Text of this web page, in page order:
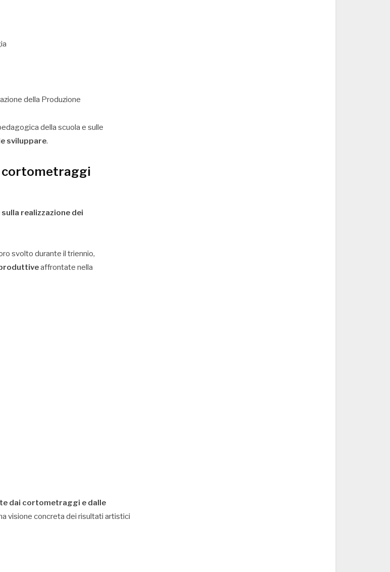
della Produzione
della scuola e sulle
sviluppare.
cortometraggi
realizzazione dei
svolto durante il triennio,
affrontate nella
dai cortometraggi e dalle
visione concreta dei risultati artistici